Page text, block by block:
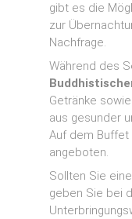
gibt es die
zur
Nachfrage.
Während des
Getränke
aus gesunder
Auf dem
angeboten.
Sollten Sie
geben Sie bei